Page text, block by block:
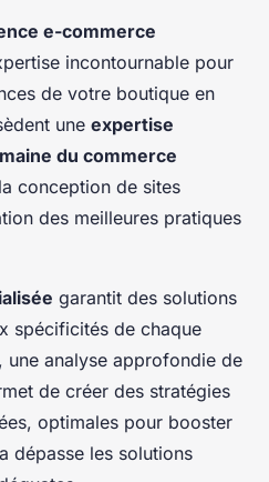
e-commerce
incontournable pour
de votre boutique en
une expertise
du commerce
conception de sites
des meilleures pratiques
garantit des solutions
spécificités de chaque
une analyse approfondie de
de créer des stratégies
optimales pour booster
dépasse les solutions